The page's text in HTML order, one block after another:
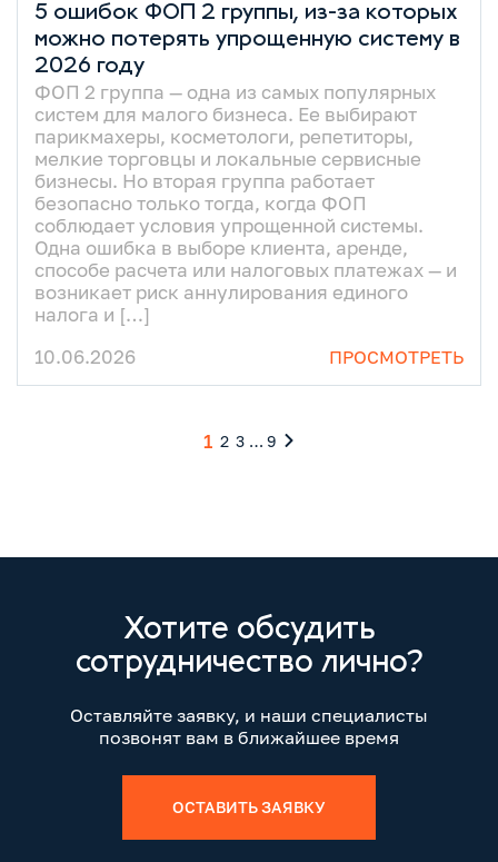
5 ошибок ФОП 2 группы, из-за которых
можно потерять упрощенную систему в
2026 году
ФОП 2 группа — одна из самых популярных
систем для малого бизнеса. Ее выбирают
парикмахеры, косметологи, репетиторы,
мелкие торговцы и локальные сервисные
бизнесы. Но вторая группа работает
безопасно только тогда, когда ФОП
соблюдает условия упрощенной системы.
Одна ошибка в выборе клиента, аренде,
способе расчета или налоговых платежах — и
возникает риск аннулирования единого
налога и […]
10.06.2026
ПРОСМОТРЕТЬ
Навигация
1 2 3 … 9
Хотите обсудить
сотрудничество лично?
Оставляйте заявку, и наши специалисты
позвонят вам в ближайшее время
ОСТАВИТЬ ЗАЯВКУ